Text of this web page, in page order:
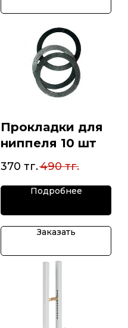
Прокладки для
ниппеля 10 шт
370 тг.490 тг.
Подробнее
Заказать